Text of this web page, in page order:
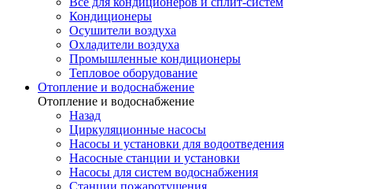
Кондиционеры
Осушители воздуха
Охладители воздуха
Промышленные кондиционеры
Тепловое оборудование
Отопление и водоснабжение
Отопление и водоснабжение
Назад
Циркуляционные насосы
Насосы и установки для водоотведения
Насосные станции и установки
Насосы для систем водоснабжения
Станции пожаротушения